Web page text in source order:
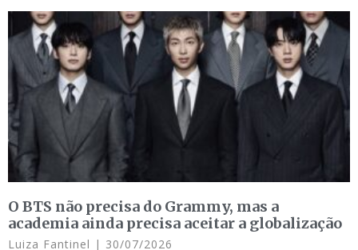
O BTS não precisa do Grammy, mas a
academia ainda precisa aceitar a globalização
Luiza Fantinel 30/07/2026